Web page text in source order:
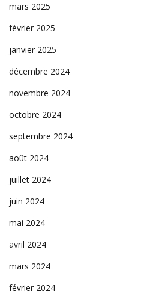
mars 2025
février 2025
janvier 2025
décembre 2024
novembre 2024
octobre 2024
septembre 2024
août 2024
juillet 2024
juin 2024
mai 2024
avril 2024
mars 2024
février 2024